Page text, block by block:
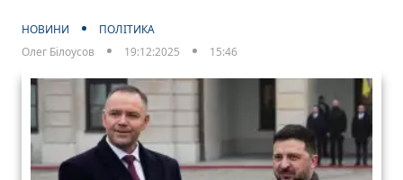
НОВИНИ
ПОЛІТИКА
Олег Білоусов
19:12:2025 15:46